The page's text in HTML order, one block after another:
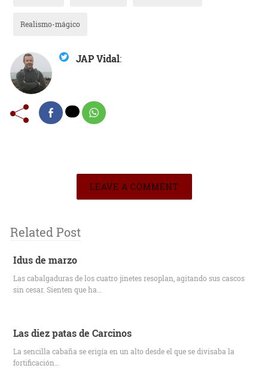
Realismo-mágico
JAP Vidal:
LEAVE A COMMENT
Related Post
Idus de marzo
Las cabalgaduras de los cuatro jinetes resoplan, agitando sus cascos
sin cesar. Sienten que ha…
Las diez patas de Carcinos
La sencilla cabaña se erigía en un alto desde el que se divisaba la
fortificación…